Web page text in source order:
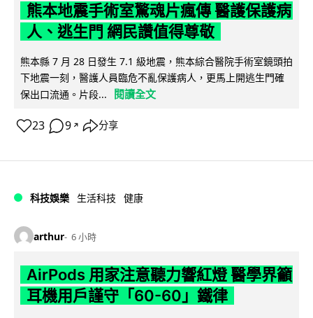
熊本地震手術室驚魂片瘋傳 醫護保護病
人、逃生門 網民讚值得尊敬
熊本縣 7 月 28 日發生 7.1 級地震，熊本綜合醫院手術室鏡頭拍
下地震一刻，醫護人員臨危不亂保護病人，更馬上開逃生門確
保出口流通。片段...
閱讀全文
23 9 ↗ 分享
科技娛樂 生活科技 健康
arthur 6 小時
AirPods 用家注意聽力響紅燈 醫學界籲
耳機用戶謹守「60-60」鐵律